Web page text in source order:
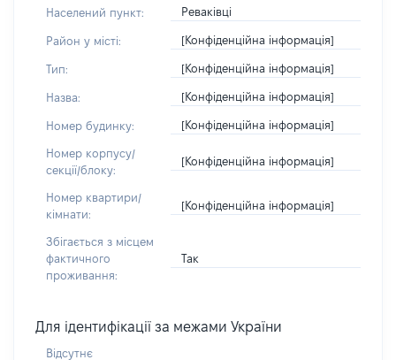
Населений пункт: Реваківці
Район у місті: [Конфіденційна інформація]
Тип: [Конфіденційна інформація]
Назва: [Конфіденційна інформація]
Номер будинку: [Конфіденційна інформація]
Номер корпусу/
секції/блоку:
[Конфіденційна інформація]
Номер квартири/
кімнати:
[Конфіденційна інформація]
Збігається з місцем
фактичного
проживання:
Так
Для ідентифікації за межами України
Відсутнє